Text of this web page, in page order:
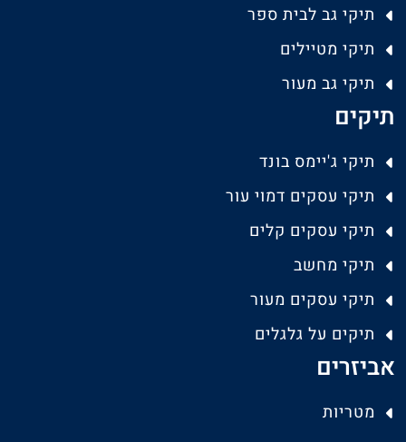
תיקי גב לבית ספר
תיקי מטיילים
תיקי גב מעור
תיקים
תיקי ג'יימס בונד
תיקי עסקים דמוי עור
תיקי עסקים קלים
תיקי מחשב
תיקי עסקים מעור
תיקים על גלגלים
אביזרים
מטריות